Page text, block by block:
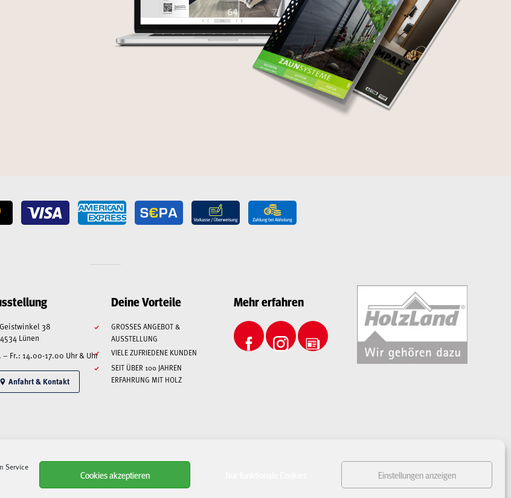
Service
Cookies akzeptieren Einstellungen anzeigen
38
Lünen
– Fr.: 14.00-17.00 Uhr & Uhr
Anfahrt & Kontakt
Deine Vorteile
GROSSES ANGEBOT & A
USSTELLUNG
VIELE ZUFRIEDENE KUNDEN
SEIT ÜBER 100 JAHREN
ERFAHRUNG MIT HOLZ
Mehr erfahren
Preise sind Gesamtpreise inkl. MwSt., zzgl. Liefer-/Versandkosten.
Speditionen, Paketdienstleistern und Lieferanten –kann es aktuell zu immensen Verzögerungen bei Lieferungen kommen. Nach der Bestellung fragen wir die